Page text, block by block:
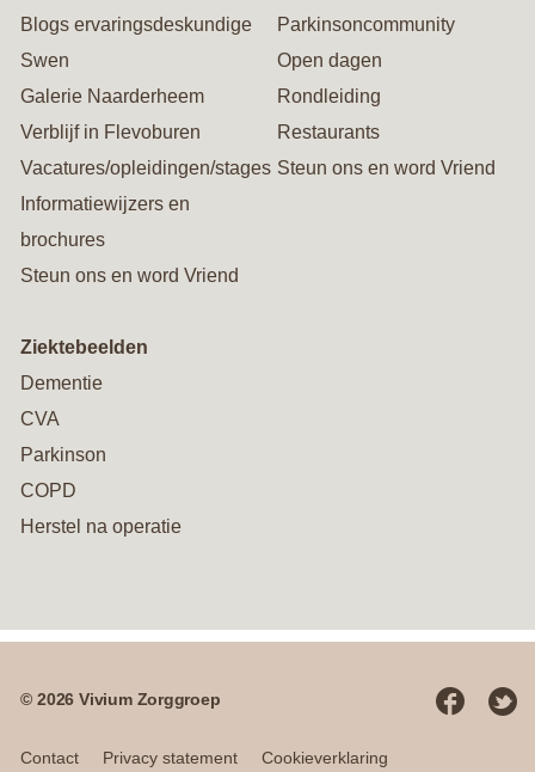
Blogs ervaringsdeskundige
Swen
Galerie Naarderheem
Verblijf in Flevoburen
Vacatures/opleidingen/stages
Informatiewijzers en
brochures
Steun ons en word Vriend
Parkinsoncommunity
Open dagen
Rondleiding
Restaurants
Steun ons en word Vriend
Ziektebeelden
Dementie
CVA
Parkinson
COPD
Herstel na operatie
© 2026 Vivium Zorggroep
Contact Privacy statement Cookieverklaring
Social